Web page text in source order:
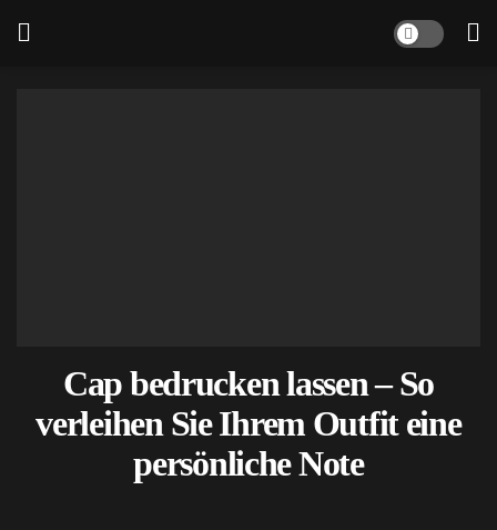
Cap bedrucken lassen – So
verleihen Sie Ihrem Outfit eine
persönliche Note